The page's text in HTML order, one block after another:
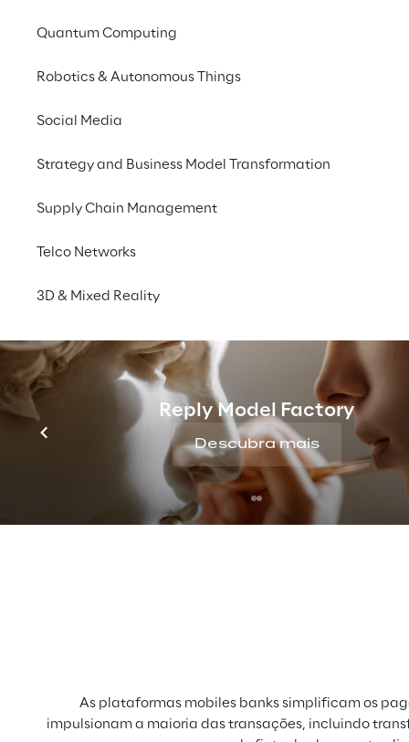
Quantum Computing
Robotics & Autonomous Things
Social Media
Strategy and Business Model Transformation
Supply Chain Management
Telco Networks
3D & Mixed Reality
Reply Model Factory
Descubra mais
Mobile
De acordo com
plataformas
As plataformas mobiles banks simplificam os
impulsionam a maioria das transações, incluindo